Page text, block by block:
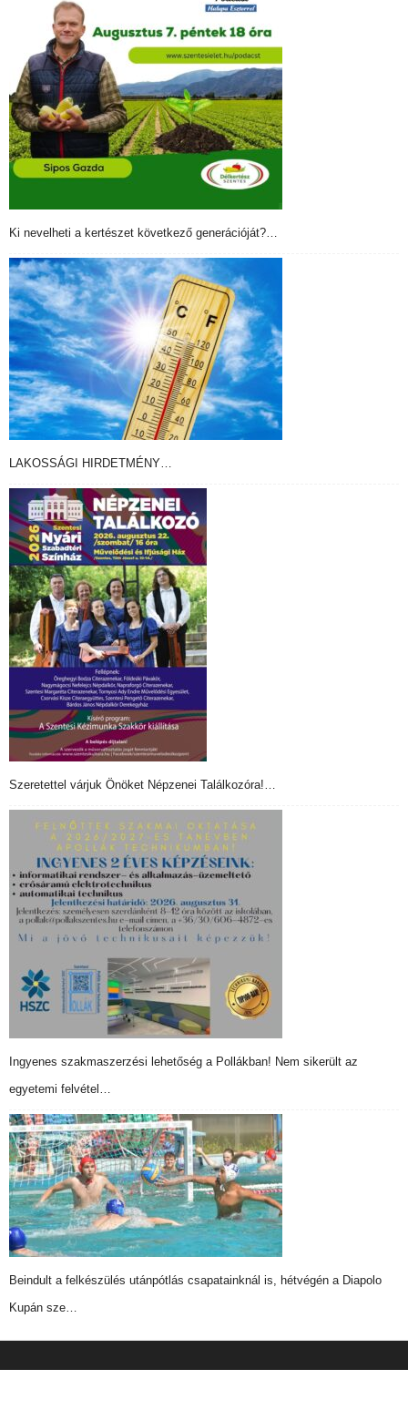
Ki nevelheti a kertészet következő generációját?…
LAKOSSÁGI HIRDETMÉNY…
Szeretettel várjuk Önöket Népzenei Találkozóra!…
Ingyenes szakmaszerzési lehetőség a Pollákban! Nem sikerült az
egyetemi felvétel…
Beindult a felkészülés utánpótlás csapatainknál is, hétvégén a Diapolo
Kupán sze…